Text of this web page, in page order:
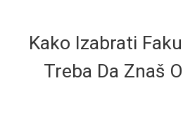
Kako Izabrati
Treba Da Znaš